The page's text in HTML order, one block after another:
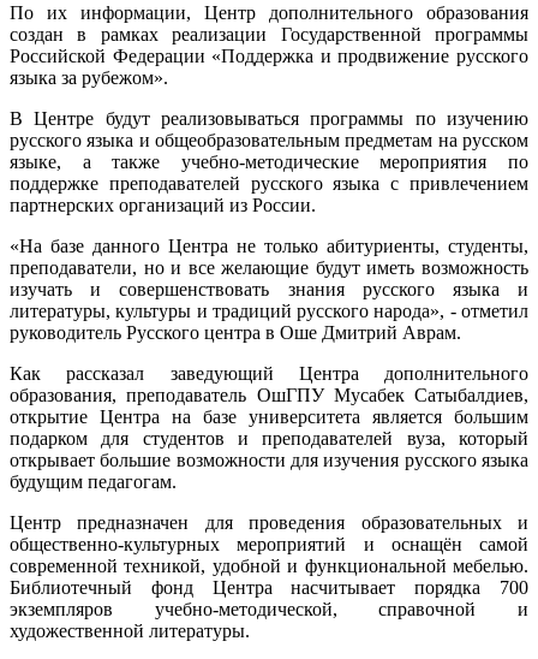
По их информации, Центр дополнительного образования
создан в рамках реализации Государственной программы
Российской Федерации «Поддержка и продвижение русского
языка за рубежом».
В Центре будут реализовываться программы по изучению
русского языка и общеобразовательным предметам на русском
языке, а также учебно-методические мероприятия по
поддержке преподавателей русского языка с привлечением
партнерских организаций из России.
«На базе данного Центра не только абитуриенты, студенты,
преподаватели, но и все желающие будут иметь возможность
изучать и совершенствовать знания русского языка и
литературы, культуры и традиций русского народа», - отметил
руководитель Русского центра в Оше Дмитрий Аврам.
Как рассказал заведующий Центра дополнительного
образования, преподаватель ОшГПУ Мусабек Сатыбалдиев,
открытие Центра на базе университета является большим
подарком для студентов и преподавателей вуза, который
открывает большие возможности для изучения русского языка
будущим педагогам.
Центр предназначен для проведения образовательных и
общественно-культурных мероприятий и оснащён самой
современной техникой, удобной и функциональной мебелью.
Библиотечный фонд Центра насчитывает порядка 700
экземпляров учебно-методической, справочной и
художественной литературы.